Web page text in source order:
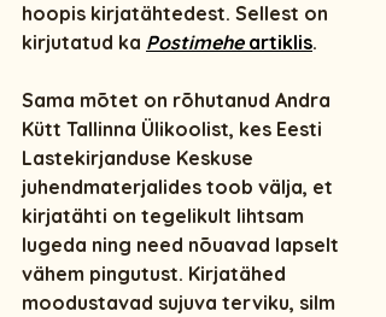
hoopis kirjatähtedest. Sellest on
kirjutatud ka Postimehe artiklis.
Sama mõtet on rõhutanud Andra
Kütt Tallinna Ülikoolist, kes Eesti
Lastekirjanduse Keskuse
juhendmaterjalides toob välja, et
kirjatähti on tegelikult lihtsam
lugeda ning need nõuavad lapselt
vähem pingutust. Kirjatähed
moodustavad sujuva terviku, silm